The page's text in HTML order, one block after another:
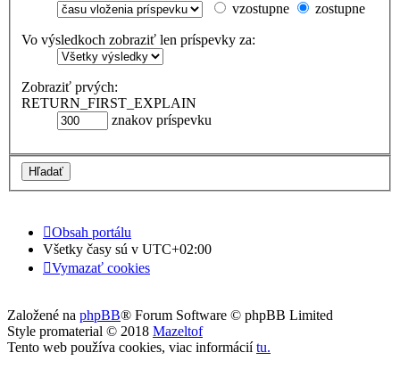
vzostupne
zostupne
Vo výsledkoch zobraziť len príspevky za:
Zobraziť prvých:
RETURN_FIRST_EXPLAIN
znakov príspevku
Obsah portálu
Všetky časy sú v UTC+02:00
Vymazať cookies
Založené na phpBB® Forum Software © phpBB Limited
Style promaterial © 2018 Mazeltof
Tento web používa cookies, viac informáciítu.